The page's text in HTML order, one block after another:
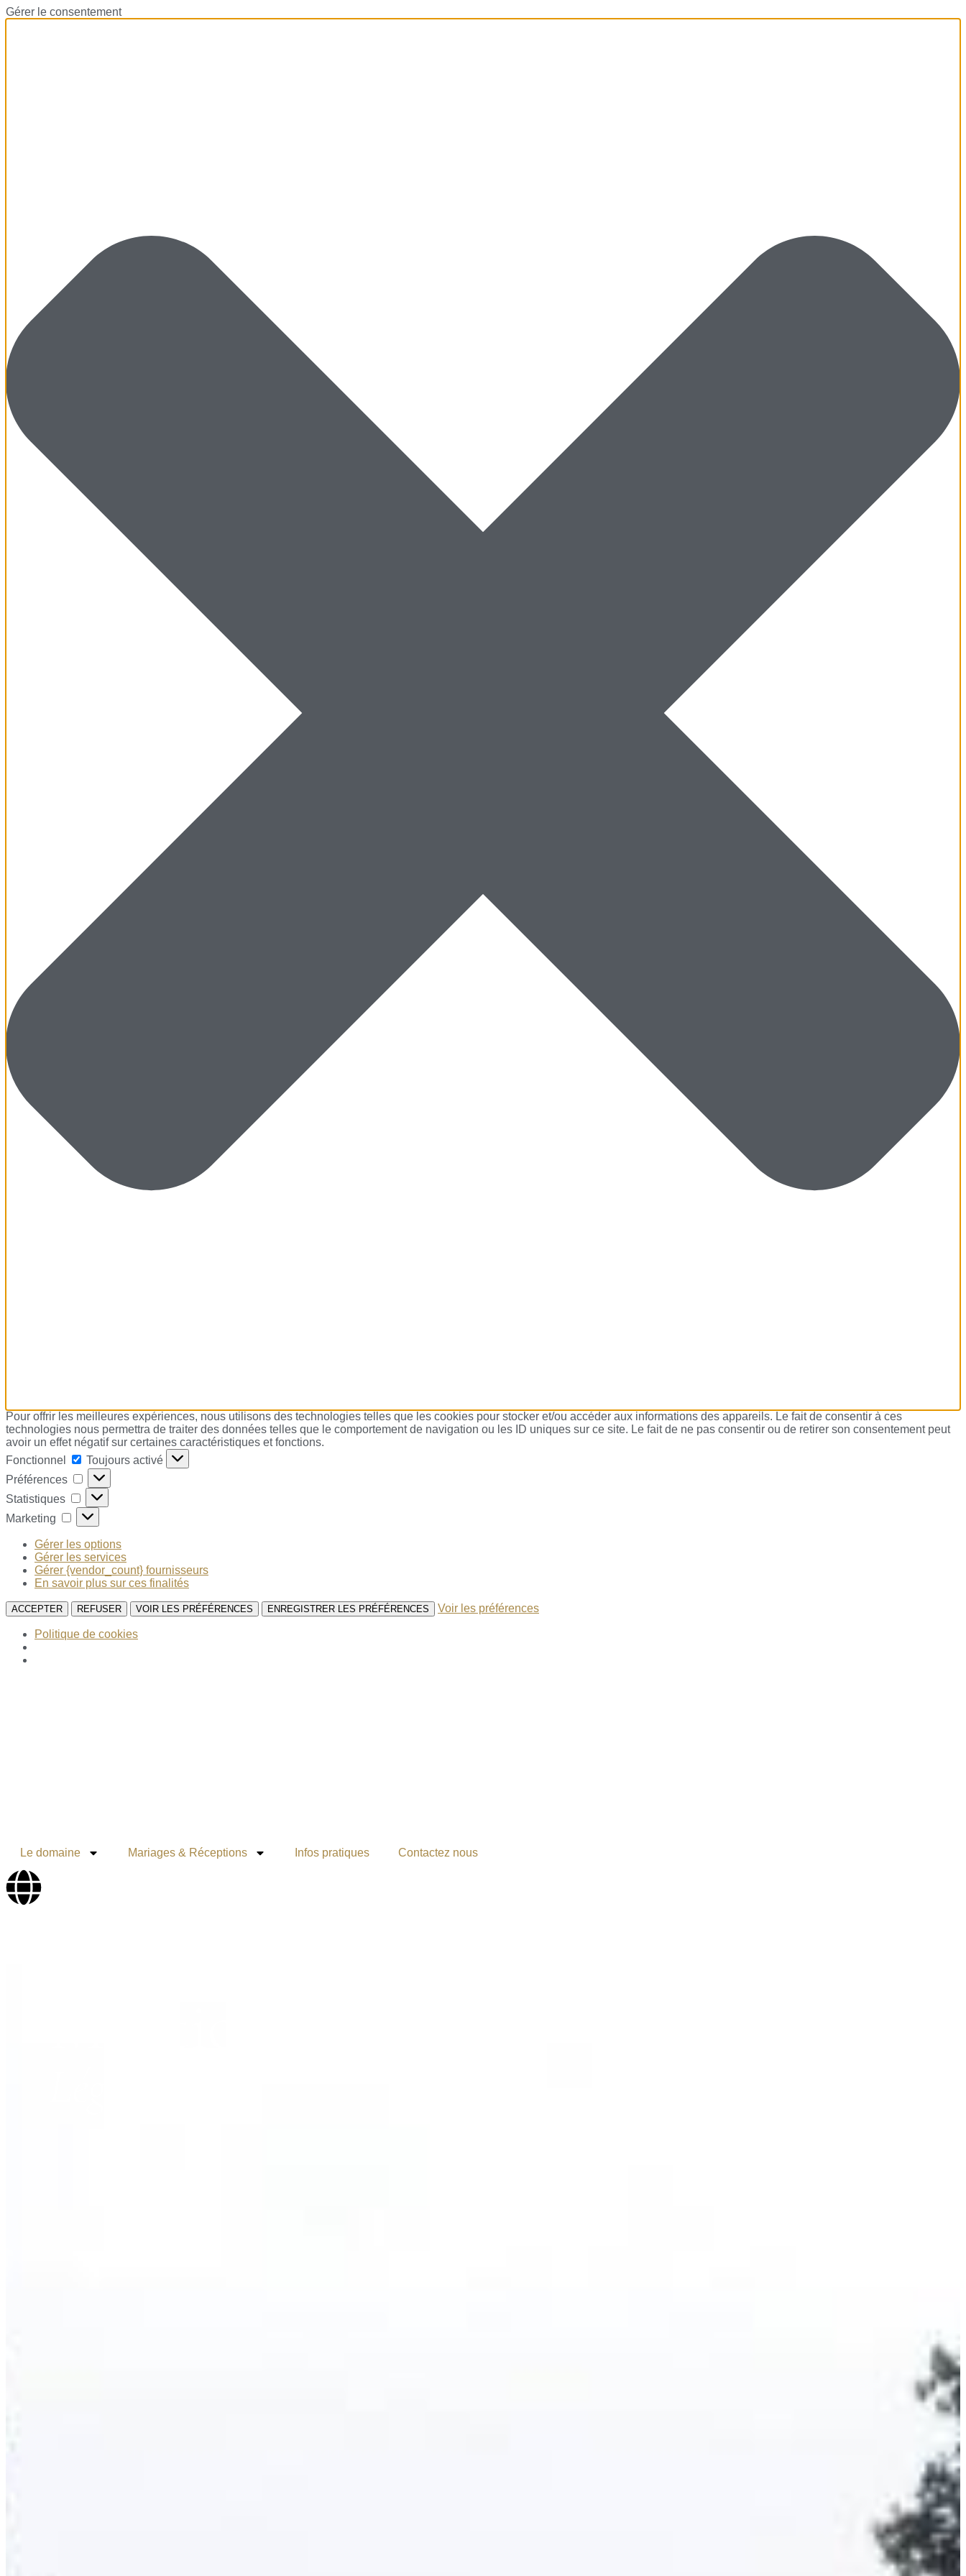
Gérer le consentement
Pour offrir les meilleures expériences, nous utilisons des technologies telles que les cookies pour stocker et/ou accéder aux informations des appareils. Le fait de consentir à ces
technologies nous permettra de traiter des données telles que le comportement de navigation ou les ID uniques sur ce site. Le fait de ne pas consentir ou de retirer son consentement peut
avoir un effet négatif sur certaines caractéristiques et fonctions.
Fonctionnel
Toujours activé
Préférences
Statistiques
Marketing
Gérer les options
Gérer les services
Gérer {vendor_count} fournisseurs
En savoir plus sur ces finalités
ACCEPTER REFUSER VOIR LES PRÉFÉRENCES ENREGISTRER LES PRÉFÉRENCES Voir les préférences
Politique de cookies
Le domaine Mariages & Réceptions Infos pratiques Contactez nous